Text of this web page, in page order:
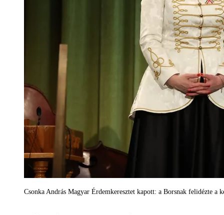
Csonka András Magyar Érdemkeresztet kapott: a Borsnak felidézte a